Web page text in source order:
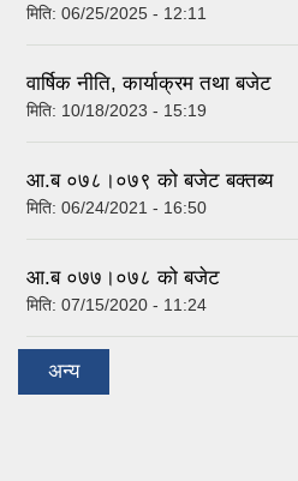
मिति: 06/25/2025 - 12:11
वार्षिक नीति, कार्याक्रम तथा बजेट
मिति: 10/18/2023 - 15:19
आ.ब ०७८।०७९ को बजेट बक्तब्य
मिति: 06/24/2021 - 16:50
आ.ब ०७७।०७८ को बजेट
मिति: 07/15/2020 - 11:24
अन्य